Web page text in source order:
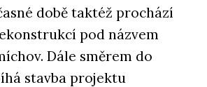
době taktéž prochází
pod názvem
Dále směrem do
stavba projektu